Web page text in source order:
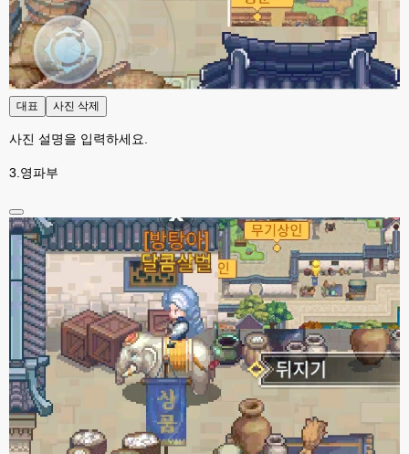
대표 사진 삭제
사진 설명을 입력하세요.
3.영파부